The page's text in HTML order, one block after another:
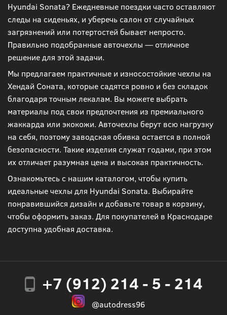
Hyundai Sonata? Ежедневные поездки часто оставляют
следы на сиденьях, и уберечь салон от случайных
загрязнений или потертостей бывает непросто.
Правильно подобранные авточехлы — отличное
решение для этой задачи.
Мы предлагаем практичные и износостойкие чехлы на
Хендай Соната, которые садятся ровно и без складок
благодаря точным лекалам. Вы можете выбрать
материалы под свои предпочтения из премиального
жаккарда или экокожи. Авточехлы берут всю нагрузку
на себя, поэтому заводская обивка остается в полной
безопасности. Такие изделия служат годами, при этом
их отличает разумная цена и высокая практичность.
Ознакомьтесь с нашим каталогом, чтобы купить
идеальные чехлы для Hyundai Sonata. Выбирайте
понравившийся дизайн и добавьте товар в корзину,
чтобы оформить заказ. Для покупателей в Краснодаре
доступна удобная доставка.
+7 (912) 214 - 5 - 214
@autodress96